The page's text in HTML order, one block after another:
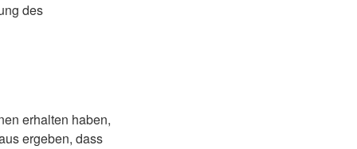
des
erhalten haben,
ergeben, dass